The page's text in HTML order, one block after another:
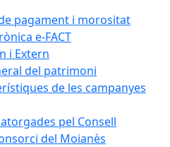
pagament i morositat
e-FACT
i Extern
del patrimoni
de les campanyes
pel Consell
del Moianès